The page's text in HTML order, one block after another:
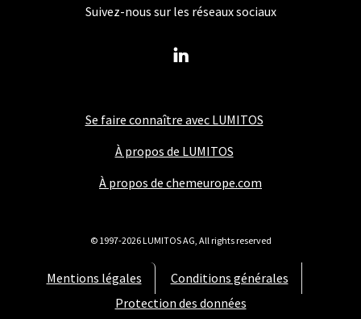
Se faire connaître avec LUMITOS
À propos de LUMITOS
À propos de chemeurope.com
Mentions légales
Conditions générales
Protection des données
Suivez-nous sur les réseaux sociaux
© 1997-2026 LUMITOS AG, All rights reserved